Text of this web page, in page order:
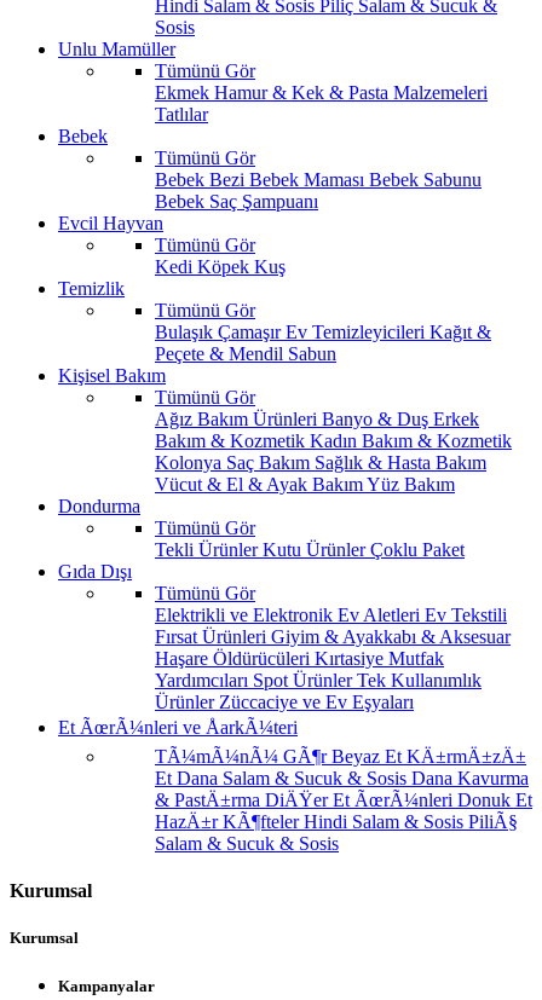
Hindi Salam & Sosis Piliç Salam & Sucuk &
Sosis
Unlu Mamüller
Tümünü Gör
Ekmek Hamur & Kek & Pasta Malzemeleri
Tatlılar
Bebek
Tümünü Gör
Bebek Bezi Bebek Maması Bebek Sabunu
Bebek Saç Şampuanı
Evcil Hayvan
Tümünü Gör
Kedi Köpek Kuş
Temizlik
Tümünü Gör
Bulaşık ÇamaşırEv Temizleyicileri Kağıt &
Peçete & Mendil Sabun
Kişisel Bakım
Tümünü Gör
Ağız Bakım Ürünleri Banyo & Duş Erkek
Bakım & Kozmetik Kadın Bakım & Kozmetik
Kolonya Saç Bakım Sağlık & Hasta Bakım
Vücut & El & Ayak BakımYüz Bakım
Dondurma
Tümünü Gör
Tekli ÜrünlerKutu ÜrünlerÇoklu Paket
Gıda Dışı
Tümünü Gör
Elektrikli ve Elektronik Ev Aletleri Ev Tekstili
Fırsat Ürünleri Giyim & Ayakkabı & Aksesuar
Haşare Öldürücüleri Kırtasiye Mutfak
Yardımcıları Spot ÜrünlerTek Kullanımlık
Ürünler Züccaciye ve Ev Eşyaları
Et ÃœrÃ¼nleri ve ÅarkÃ¼teri
TÃ¼mÃ¼nÃ¼ GÃ¶rBeyaz Et KÄ±rmÄ±zÄ±
Et Dana Salam & Sucuk & Sosis Dana Kavurma
& PastÄ±rma DiÄŸer Et ÃœrÃ¼nleri Donuk Et
HazÄ±r KÃ¶ftelerHindi Salam & Sosis PiliÃ§
Salam & Sucuk & Sosis
Kurumsal
Kurumsal
Kampanyalar